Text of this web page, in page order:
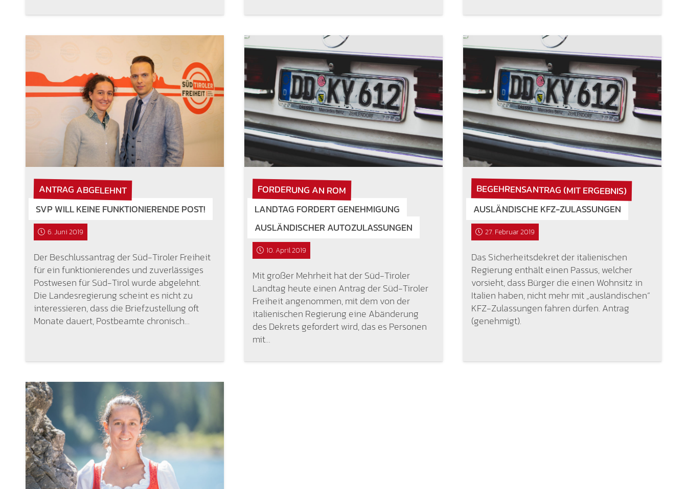
ANTRAG ABGELEHNT
SVP WILL KEINE FUNKTIONIERENDE POST!
6. Juni 2019
Der Beschlussantrag der Süd-Tiroler Freiheit
für ein funktionierendes und zuverlässiges
Postwesen für Süd-Tirol wurde abgelehnt.
Die Landesregierung scheint es nicht zu
interessieren, dass die Briefzustellung oft
Monate dauert, Postbeamte chronisch…
FORDERUNG AN ROM
LANDTAG FORDERT GENEHMIGUNG
AUSLÄNDISCHER AUTOZULASSUNGEN
10. April 2019
Mit großer Mehrheit hat der Süd-Tiroler
Landtag heute einen Antrag der Süd-Tiroler
Freiheit angenommen, mit dem von der
italienischen Regierung eine Abänderung
des Dekrets gefordert wird, das es Personen
mit…
BEGEHRENSANTRAG (MIT ERGEBNIS)
AUSLÄNDISCHE KFZ-ZULASSUNGEN
27. Februar 2019
Das Sicherheitsdekret der italienischen
Regierung enthält einen Passus, welcher
vorsieht, dass Bürger die einen Wohnsitz in
Italien haben, nicht mehr mit „ausländischen“
KFZ-Zulassungen fahren dürfen. Antrag
(genehmigt).